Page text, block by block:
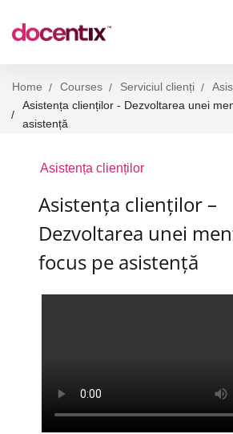
Home Courses Serviciul clienți
Asistența clienților - Dezvoltarea unei
asistență
Asistența clienților
Asistența clienților –
Dezvoltarea unei
focus pe asistență